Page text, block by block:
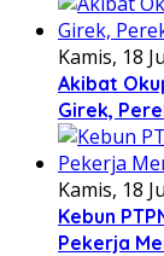
Kamis, 18
Akibat
Girek,
Kamis, 18
Kebun
Pekerja